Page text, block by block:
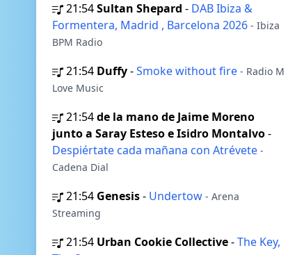
21:54Sultan Shepard - DAB Ibiza &
Formentera, Madrid , Barcelona 2026 - Ibiza
BPM Radio
21:54 Duffy-Smoke without fire - Radio M
Love Music
21:54de la mano de Jaime Moreno
junto a Saray Esteso e Isidro Montalvo-
Despiértate cada mañana con Atrévete -
Cadena Dial
21:54 Genesis- Undertow - Arena
Streaming
21:54 Urban Cookie Collective-The Key,